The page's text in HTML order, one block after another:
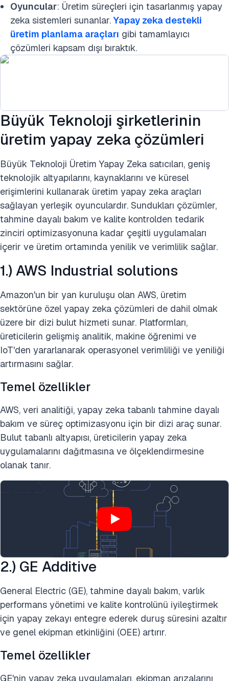
Oyuncular: Üretim süreçleri için tasarlanmış yapay
zeka sistemleri sunanlar.Yapay zeka destekli
üretim planlama araçları gibi tamamlayıcı
çözümleri kapsam dışı bıraktık.
Büyük Teknoloji şirketlerinin
üretim yapay zeka çözümleri
Büyük Teknoloji Üretim Yapay Zeka satıcıları, geniş
teknolojik altyapılarını, kaynaklarını ve küresel
erişimlerini kullanarak üretim yapay zeka araçları
sağlayan yerleşik oyunculardır. Sundukları çözümler,
tahmine dayalı bakım ve kalite kontrolden tedarik
zinciri optimizasyonuna kadar çeşitli uygulamaları
içerir ve üretim ortamında yenilik ve verimlilik sağlar.
1.) AWS Industrial solutions
Amazon'un bir yan kuruluşu olan AWS, üretim
sektörüne özel yapay zeka çözümleri de dahil olmak
üzere bir dizi bulut hizmeti sunar. Platformları,
üreticilerin gelişmiş analitik, makine öğrenimi ve
IoT'den yararlanarak operasyonel verimliliği ve yeniliği
artırmasını sağlar.
Temel özellikler
AWS, veri analitiği, yapay zeka tabanlı tahmine dayalı
bakım ve süreç optimizasyonu için bir dizi araç sunar.
Bulut tabanlı altyapısı, üreticilerin yapay zeka
uygulamalarını dağıtmasına ve ölçeklendirmesine
olanak tanır.
2.) GE Additive
General Electric (GE), tahmine dayalı bakım, varlık
performans yönetimi ve kalite kontrolünü iyileştirmek
için yapay zekayı entegre ederek duruş süresini azaltır
ve genel ekipman etkinliğini (OEE) artırır.
Temel özellikler
GE'nin yapay zeka uygulamaları, ekipman arızalarını